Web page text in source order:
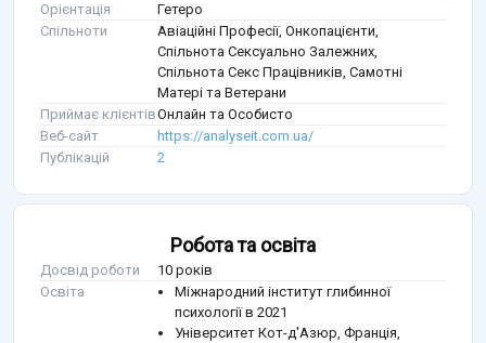
Орієнтація
Гетеро
Спільноти
Авіаційні Професії, Онкопацієнти,
Спільнота Сексуально Залежних,
Спільнота Секс Працівників, Самотні
Матері та Ветерани
Приймає клієнтівОнлайн та Особисто
Веб-сайт
https://analyseit.com.ua/
Публікацій
2
Робота та освіта
Досвід роботи
10 років
Освіта
Міжнародний інститут глибинної
психології в 2021
Університет Кот-д'Азюр, Франція,